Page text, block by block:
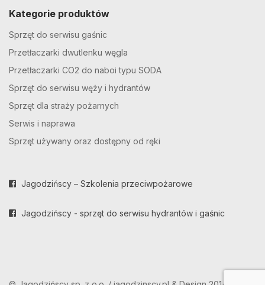
Kategorie produktów
Sprzęt do serwisu gaśnic
Przetłaczarki dwutlenku węgla
Przetłaczarki CO2 do naboi typu SODA
Sprzęt do serwisu węży i hydrantów
Sprzęt dla straży pożarnych
Serwis i naprawa
Sprzęt używany oraz dostępny od ręki
Jagodzińscy – Szkolenia przeciwpożarowe
Jagodzińscy - sprzęt do serwisu hydrantów i gaśnic